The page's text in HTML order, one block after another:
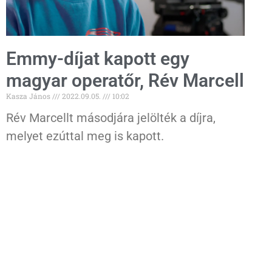
Emmy-díjat kapott egy
magyar operatőr, Rév Marcell
Kasza János 2022.09.05. 10:02
Rév Marcellt másodjára jelölték a díjra,
melyet ezúttal meg is kapott.